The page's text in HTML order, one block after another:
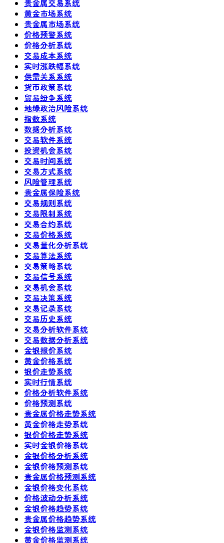
贵金属交易系统
黄金市场系统
贵金属市场系统
价格预警系统
价格分析系统
交易成本系统
实时涨跌幅系统
供需关系系统
货币政策系统
贸易纷争系统
地缘政治风险系统
指数系统
数据分析系统
交易软件系统
投资机会系统
交易时间系统
交易方式系统
风险管理系统
贵金属保险系统
交易规则系统
交易限制系统
交易合约系统
交易价格系统
交易量化分析系统
交易算法系统
交易策略系统
交易信号系统
交易机会系统
交易决策系统
交易记录系统
交易历史系统
交易分析软件系统
交易数据分析系统
金银报价系统
黄金价格系统
银价走势系统
实时行情系统
价格分析软件系统
价格预测系统
贵金属价格走势系统
黄金价格走势系统
银价价格走势系统
实时金银价格系统
金银价格分析系统
金银价格预测系统
贵金属价格预测系统
金银价格变化系统
价格波动分析系统
金银价格趋势系统
贵金属价格趋势系统
金银价格监测系统
黄金价格监测系统